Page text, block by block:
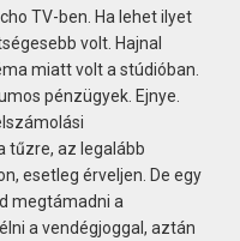
TV-ben. Ha lehet ilyet
volt. Hajnal
miatt volt a stúdióban.
pénzügyek. Ejnye.
tűzre, az legalább
esetleg érveljen. De egy
megtámadni a
a vendégjoggal, aztán